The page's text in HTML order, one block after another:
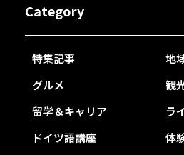
Category
特集記事
地
グルメ
観
留学＆キャリア
ラ
ドイツ語講座
体